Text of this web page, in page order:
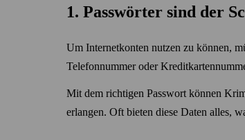
1. Pass­wörter sind der
Um Internet­konten nutzen zu können,
Telefon­nummer oder
Mit dem richtigen Pass­wort können
erlangen. Oft bieten diese Daten alles,